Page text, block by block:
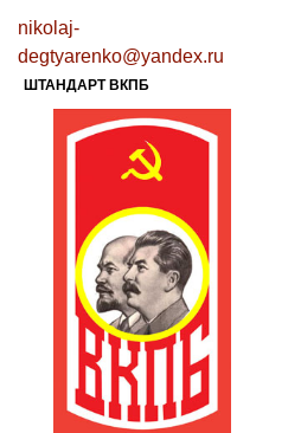
nikolaj-
degtyarenko@yandex.ru
ШТАНДАРТ ВКПБ